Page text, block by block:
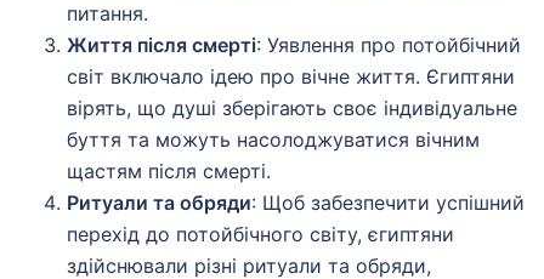
питання.
Життя після смерті: Уявлення про потойбічний
світ включало ідею про вічне життя. Єгиптяни
вірять, що душі зберігають своє індивідуальне
буття та можуть насолоджуватися вічним
щастям після смерті.
Ритуали та обряди: Щоб забезпечити успішний
перехід до потойбічного світу, єгиптяни
здійснювали різні ритуали та обряди,